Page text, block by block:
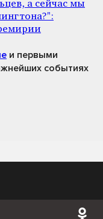
а сейчас мы
и первыми
событиях